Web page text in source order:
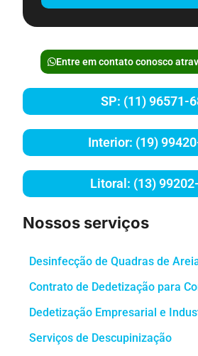
Entre em contato conosco
SP: (11) 96571-
Interior: (19)
Litoral: (13)
Nossos serviços
Desinfecção de Quadras de
Contrato de Dedetização para
Dedetização Empresarial e
Serviços de Descupinização